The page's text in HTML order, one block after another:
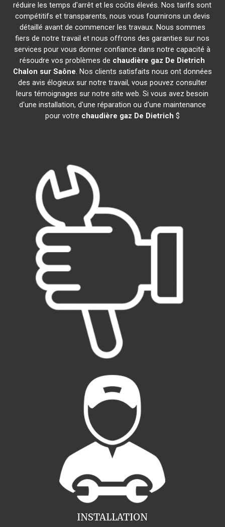
réduire les temps d'arrêt et les coûts élevés. Nos tarifs sont
compétitifs et transparents, nous vous fournirons un devis
détaillé avant de commencer les travaux. Nous sommes
fiers de notre travail et nous offrons des garanties sur nos
services pour vous donner confiance dans notre capacité à
résoudre vos problèmes de chaudière gaz De Dietrich
Chalon sur Saône. Nos clients satisfaits nous ont données
des avis élogieux sur notre travail, vous pouvez consulter
leurs témoignages sur notre site web. Si vous avez besoin
d'une installation, d'une réparation ou d'une maintenance
pour votre chaudière gaz De Dietrich $
INSTALLATION